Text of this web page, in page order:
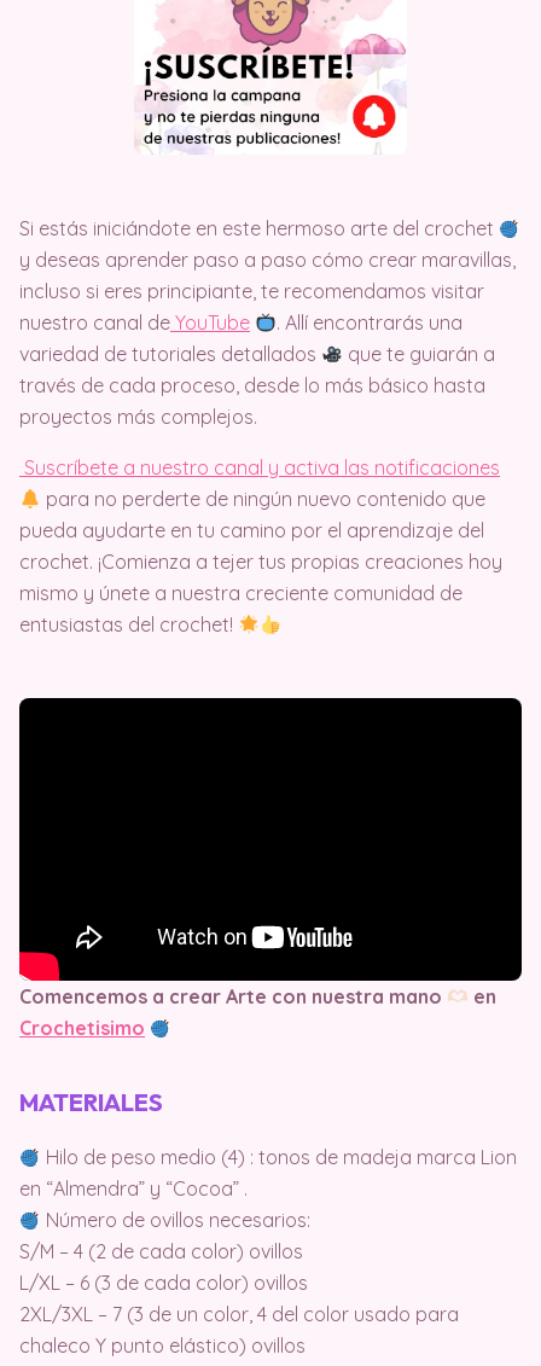
Si estás iniciándote en este hermoso arte del crochet
y deseas aprender paso a paso cómo crear maravillas,
incluso si eres principiante, te recomendamos visitar
nuestro canal de YouTube
. Allí encontrarás una
variedad de tutoriales detallados
que te guiarán a
través de cada proceso, desde lo más básico hasta
proyectos más complejos.
Suscríbete a nuestro canal y activa las notificaciones
para no perderte de ningún nuevo contenido que
pueda ayudarte en tu camino por el aprendizaje del
crochet. ¡Comienza a tejer tus propias creaciones hoy
mismo y únete a nuestra creciente comunidad de
entusiastas del crochet!
Comencemos a crear Arte con nuestra mano
en
Crochetisimo
MATERIALES
Hilo de peso medio (4) : tonos de madeja marca Lion
en “Almendra” y “Cocoa” .
Número de ovillos necesarios:
S/M – 4 (2 de cada color) ovillos
L/XL – 6 (3 de cada color) ovillos
2XL/3XL – 7 (3 de un color, 4 del color usado para
chaleco Y punto elástico) ovillos